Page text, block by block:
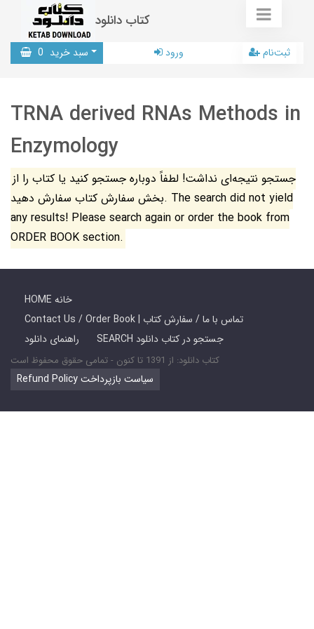
کتاب دانلود
سبد خرید 0 ورود ثبت‌نام
TRNA derived RNAs Methods in
Enzymology
جستجو نتیجه‌ای نداشت! لطفاً دوباره جستجو کنید یا کتاب را از
بخش سفارش کتاب سفارش دهید. The search did not yield
any results! Please search again or order the book from
ORDER BOOK section.
HOME خانه
Contact Us / Order Book | تماس با ما / سفارش کتاب
راهنمای دانلود
SEARCH جستجو در کتاب دانلود
کتاب دانلود: از 1391 تا کنون - تمامی حقوق محفوظ است
Refund Policy سیاست بازپرداخت